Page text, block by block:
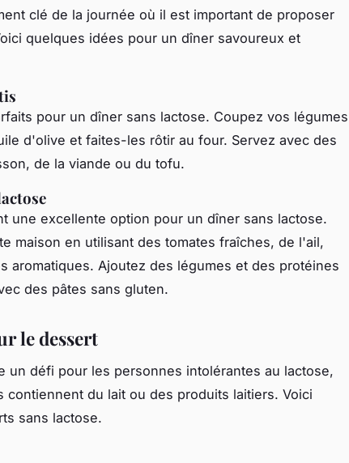
clé de la journée où il est important de proposer
quelques idées pour un dîner savoureux et
pour un dîner sans lactose. Coupez vos légumes
d'olive et faites-les rôtir au four. Servez avec des
de la viande ou du tofu.
une excellente option pour un dîner sans lactose.
maison en utilisant des tomates fraîches, de l'ail,
aromatiques. Ajoutez des légumes et des protéines
des pâtes sans gluten.
le dessert
un défi pour les personnes intolérantes au lactose,
contiennent du lait ou des produits laitiers. Voici
sans lactose.